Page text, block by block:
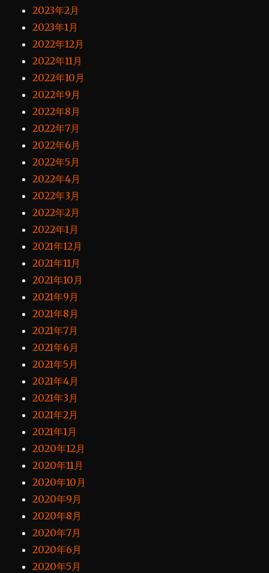
2023年2月
2023年1月
2022年12月
2022年11月
2022年10月
2022年9月
2022年8月
2022年7月
2022年6月
2022年5月
2022年4月
2022年3月
2022年2月
2022年1月
2021年12月
2021年11月
2021年10月
2021年9月
2021年8月
2021年7月
2021年6月
2021年5月
2021年4月
2021年3月
2021年2月
2021年1月
2020年12月
2020年11月
2020年10月
2020年9月
2020年8月
2020年7月
2020年6月
2020年5月